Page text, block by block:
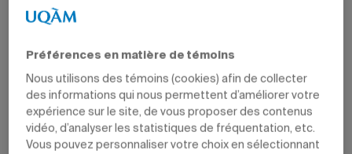
Préférences en matière de témoins
Nous utilisons des témoins (cookies) afin de collecter
des informations qui nous permettent d’améliorer votre
expérience sur le site, de vous proposer des contenus
vidéo, d’analyser les statistiques de fréquentation, etc.
Vous pouvez personnaliser votre choix en sélectionnant